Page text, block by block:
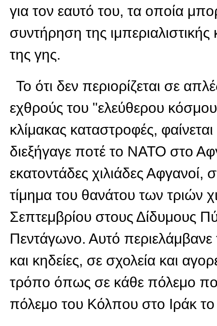
για τον εαυτό του, τα οποία
συντήρηση της
της γης.
Το ότι δεν περιορίζεται σε
εχθρούς του "ελεύθερου
κλίμακας καταστροφές,
διεξήγαγε ποτέ το ΝΑΤΟ στο
εκατοντάδες χιλιάδες Αφγανοί,
τίμημα του θανάτου των τριών
Σεπτεμβρίου στους Δίδυμους
Πεντάγωνο. Αυτό
και κηδείες, σε σχολεία και
τρόπο όπως σε κάθε πόλεμο
πόλεμο του Κόλπου στο Ιράκ το